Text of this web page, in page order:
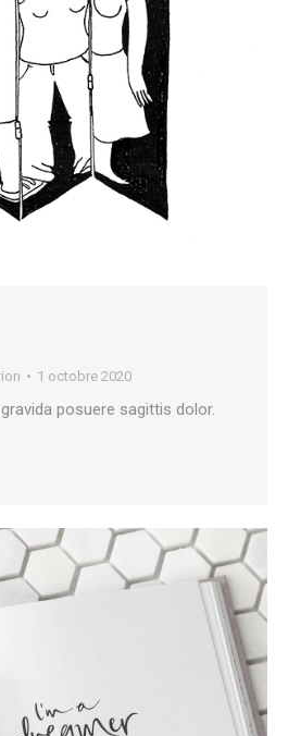
1 octobre 2020
posuere sagittis dolor.